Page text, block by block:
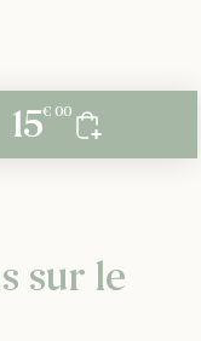
15€ 00
sur le